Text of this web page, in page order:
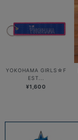
YOKOHAMA GIRLS☆F
EST...
¥1,600